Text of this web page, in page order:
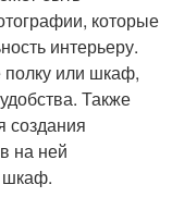
которые
интерьеру.
полку или шкаф,
Также
создания
на ней
шкаф.